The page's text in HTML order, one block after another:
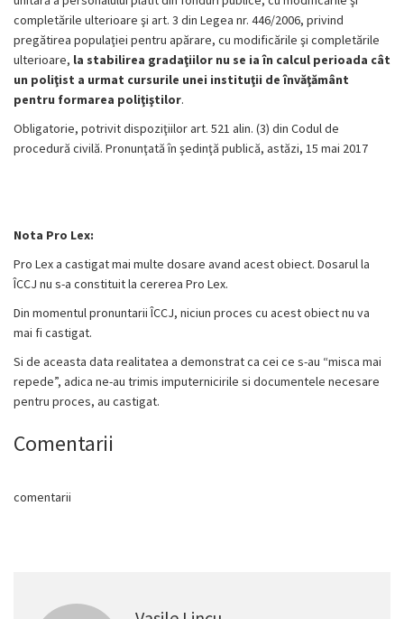
completările ulterioare şi art. 3 din Legea nr. 446/2006, privind
pregătirea populaţiei pentru apărare, cu modificările şi completările
ulterioare, la stabilirea gradaţiilor nu se ia în calcul perioada cât
un poliţist a urmat cursurile unei instituţii de învăţământ
pentru formarea poliţiştilor.
Obligatorie, potrivit dispoziţiilor art. 521 alin. (3) din Codul de
procedură civilă. Pronunţată în şedinţă publică, astăzi, 15 mai 2017
Nota Pro Lex:
Pro Lex a castigat mai multe dosare avand acest obiect. Dosarul la
ÎCCJ nu s-a constituit la cererea Pro Lex.
Din momentul pronuntariiÎCCJ, niciun proces cu acest obiect nu va
mai fi castigat.
Si de aceasta data realitatea a demonstrat ca cei ce s-au “misca mai
repede”, adica ne-au trimis imputernicirile si documentele necesare
pentru proces, au castigat.
Comentarii
comentarii